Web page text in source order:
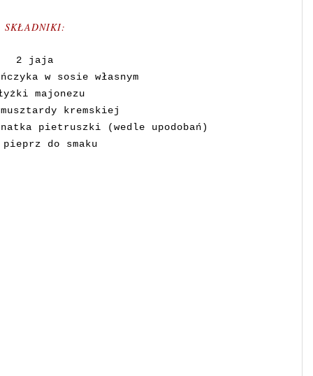
SKŁADNIKI:
2 jaja
w sosie własnym
majonezu
kremskiej
pietruszki (wedle upodobań)
do smaku